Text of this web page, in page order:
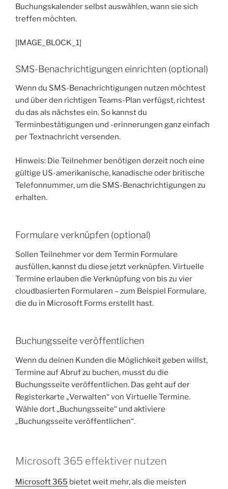
Buchungskalender selbst auswählen, wann sie sich
treffen möchten.
[IMAGE_BLOCK_1]
SMS-Benachrichtigungen einrichten (optional)
Wenn du SMS-Benachrichtigungen nutzen möchtest
und über den richtigen Teams-Plan verfügst, richtest
du das als nächstes ein. So kannst du
Terminbestätigungen und -erinnerungen ganz einfach
per Textnachricht versenden.
Hinweis: Die Teilnehmer benötigen derzeit noch eine
gültige US-amerikanische, kanadische oder britische
Telefonnummer, um die SMS-Benachrichtigungen zu
erhalten.
Formulare verknüpfen (optional)
Sollen Teilnehmer vor dem Termin Formulare
ausfüllen, kannst du diese jetzt verknüpfen. Virtuelle
Termine erlauben die Verknüpfung von bis zu vier
cloudbasierten Formularen – zum Beispiel Formulare,
die du in Microsoft Forms erstellt hast.
Buchungsseite veröffentlichen
Wenn du deinen Kunden die Möglichkeit geben willst,
Termine auf Abruf zu buchen, musst du die
Buchungsseite veröffentlichen. Das geht auf der
Registerkarte „Verwalten“ von Virtuelle Termine.
Wähle dort „Buchungsseite“ und aktiviere
„Buchungsseite veröffentlichen“.
Microsoft 365 effektiver nutzen
Microsoft 365 bietet weit mehr, als die meisten